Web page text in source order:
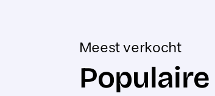
Meest verkocht